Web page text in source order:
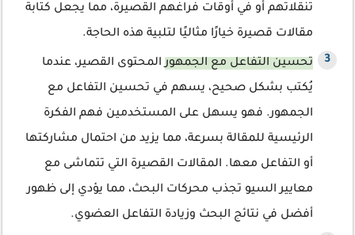
تنقلاتهم أو في أوقات فراغهم القصيرة، مما يجعل كتابة
مقالات قصيرة خيارًا مثاليًا لتلبية هذه الحاجة.
تحسين التفاعل مع الجمهورالمحتوى القصير، عندما
يُكتب بشكل صحيح، يسهم في تحسين التفاعل مع
الجمهور. فهو يسهل على المستخدمين فهم الفكرة
الرئيسية للمقالة بسرعة، مما يزيد من احتمال مشاركتها
أو التفاعل معها. المقالات القصيرة التي تتماشى مع
معايير السيو تجذب محركات البحث، مما يؤدي إلى ظهور
أفضل في نتائج البحث وزيادة التفاعل العضوي.